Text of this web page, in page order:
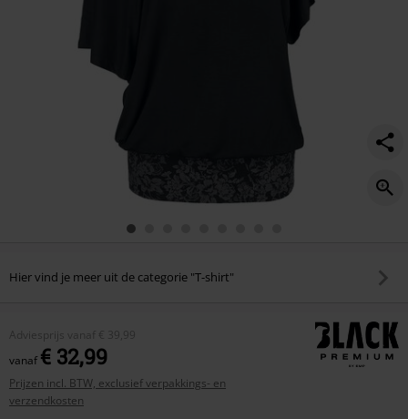
Hier vind je meer uit de categorie "T-shirt"
Adviesprijs vanaf € 39,99
vanaf€ 32,99
Prijzen incl. BTW, exclusief verpakkings- en
verzendkosten